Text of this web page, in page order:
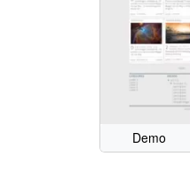
Demo